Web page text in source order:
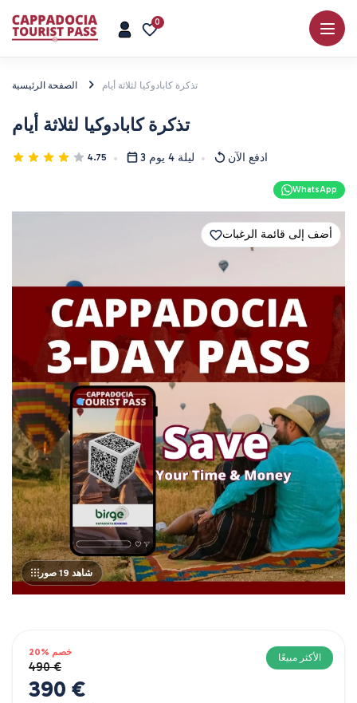
0
الصفحة الرئيسية تذكرة كابادوكيا لثلاثة أيام
تذكرة كابادوكيا لثلاثة أيام
4.75 3 ليلة 4 يوم ادفع الآن
WhatsApp
أضف إلى قائمة الرغبات
شاهد 19 صور
الأكثر مبيعًا خصم %20
490 €
390 €